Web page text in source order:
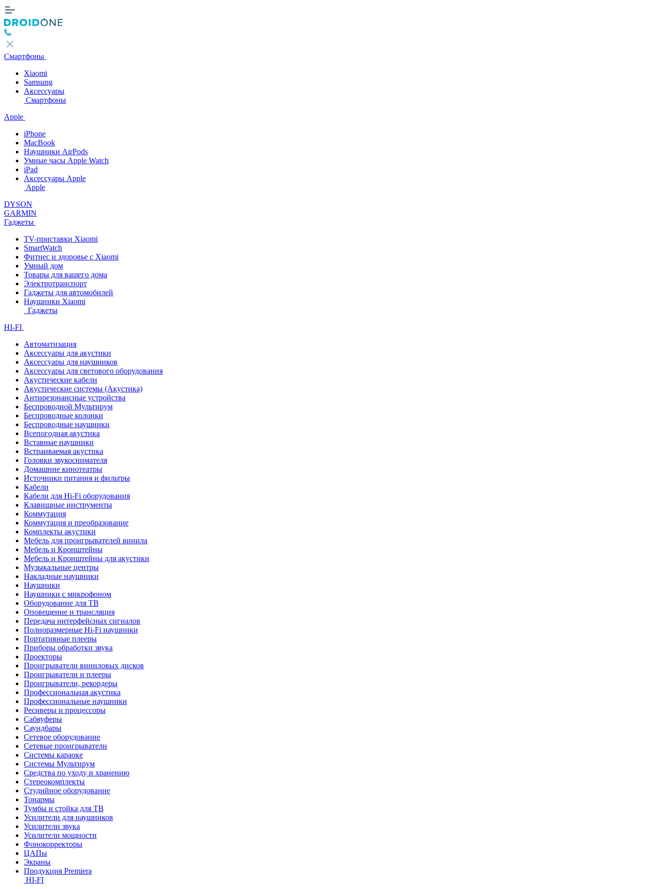
Смартфоны
Xiaomi
Samsung
Аксессуары
Смартфоны
Apple
iPhone
MacBook
Наушники AirPods
Умные часы Apple Watch
iPad
Аксессуары Apple
Apple
DYSON
GARMIN
Гаджеты
TV-приставки Xiaomi
SmartWatch
Фитнес и здоровье с Xiaomi
Умный дом
Товары для вашего дома
Электротранспорт
Гаджеты для автомобилей
Наушники Xiaomi
Гаджеты
HI-FI
Автоматизация
Аксессуары для акустики
Аксессуары для наушников
Аксессуары для светового оборудования
Акустические кабели
Акустические системы (Акустика)
Антирезонансные устройства
Беспроводной Мультирум
Беспроводные колонки
Беспроводные наушники
Всепогодная акустика
Вставные наушники
Встраиваемая акустика
Головки звукоснимателя
Домашние кинотеатры
Источники питания и фильтры
Кабели
Кабели для Hi-Fi оборудования
Клавишные инструменты
Коммутация
Коммутация и преобразование
Комплекты акустики
Мебель для проигрывателей винила
Мебель и Кронштейны
Мебель и Кронштейны для акустики
Музыкальные центры
Накладные наушники
Наушники
Наушники с микрофоном
Оборудование для ТВ
Оповещение и трансляция
Передача интерфейсных сигналов
Полноразмерные Hi-Fi наушники
Портативные плееры
Приборы обработки звука
Проекторы
Проигрыватели виниловых дисков
Проигрыватели и плееры
Проигрыватели, рекордеры
Профессиональная акустика
Профессиональные наушники
Ресиверы и процессоры
Сабвуферы
Саундбары
Сетевое оборудование
Сетевые проигрыватели
Системы караоке
Системы Мультирум
Средства по уходу и хранению
Стереокомплекты
Студийное оборудование
Тонармы
Тумбы и стойка для ТВ
Усилители для наушников
Усилители звука
Усилители мощности
Фонокорректоры
ЦАПы
Экраны
Продукция Premiera
HI-FI